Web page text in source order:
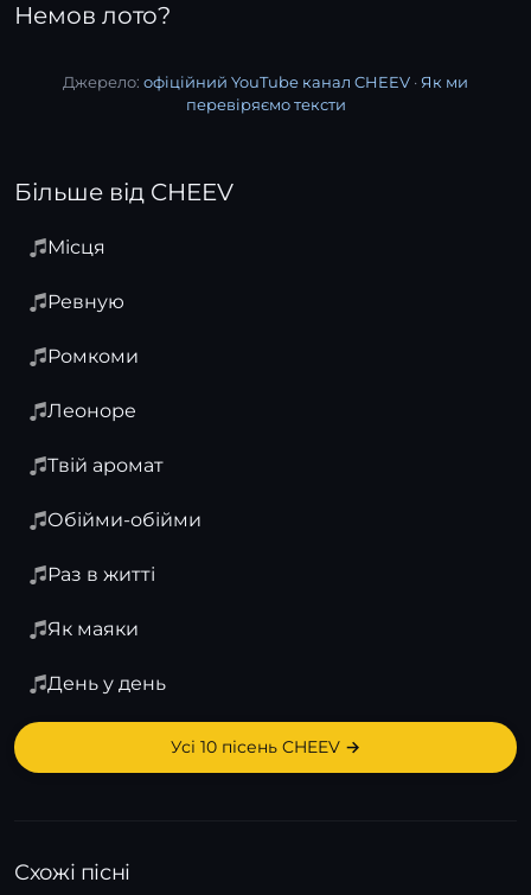
Немов лото?
Джерело: офіційний YouTube канал CHEEV · Як ми
перевіряємо тексти
Більше від CHEEV
Місця
Ревную
Ромкоми
Леоноре
Твій аромат
Обійми-обійми
Раз в житті
Як маяки
День у день
Усі 10 пісень CHEEV →
Схожі пісні